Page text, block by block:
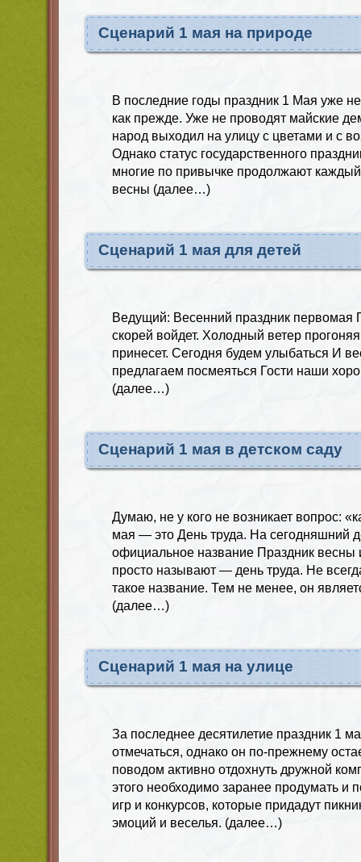
Сценарий 1 мая на природе
В последние годы праздник 1 Мая уже
как прежде. Уже не проводят майские
народ выходил на улицу с цветами и с
Однако статус государственного
многие по привычке продолжают каждый
весны (далее…)
Сценарий 1 мая для детей
Ведущий: Весенний праздник первомая
скорей войдет. Холодный ветер
принесет. Сегодня будем улыбаться И
предлагаем посмеяться Гости наши
(далее…)
Сценарий 1 мая в детском саду
Думаю, не у кого не возникает вопрос:
мая — это День труда. На сегодняшний
официальное название Праздник весны
просто называют — день труда. Не
такое название. Тем не менее, он
(далее…)
Сценарий 1 мая на улице
За последнее десятилетие праздник 1
отмечаться, однако он по-прежнему
поводом активно отдохнуть дружной
этого необходимо заранее продумать и
игр и конкурсов, которые придадут
эмоций и веселья. (далее…)